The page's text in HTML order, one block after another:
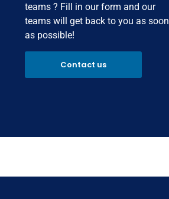
teams ? Fill in our form and our
teams will get back to you as soon
as possible!
Contact us